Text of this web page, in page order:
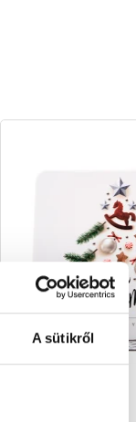
A sütikről